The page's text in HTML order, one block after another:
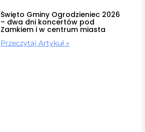
Święto Gminy Ogrodzieniec 2026
– dwa dni koncertów pod
Zamkiem i w centrum miasta
Przeczytaj Artykuł »